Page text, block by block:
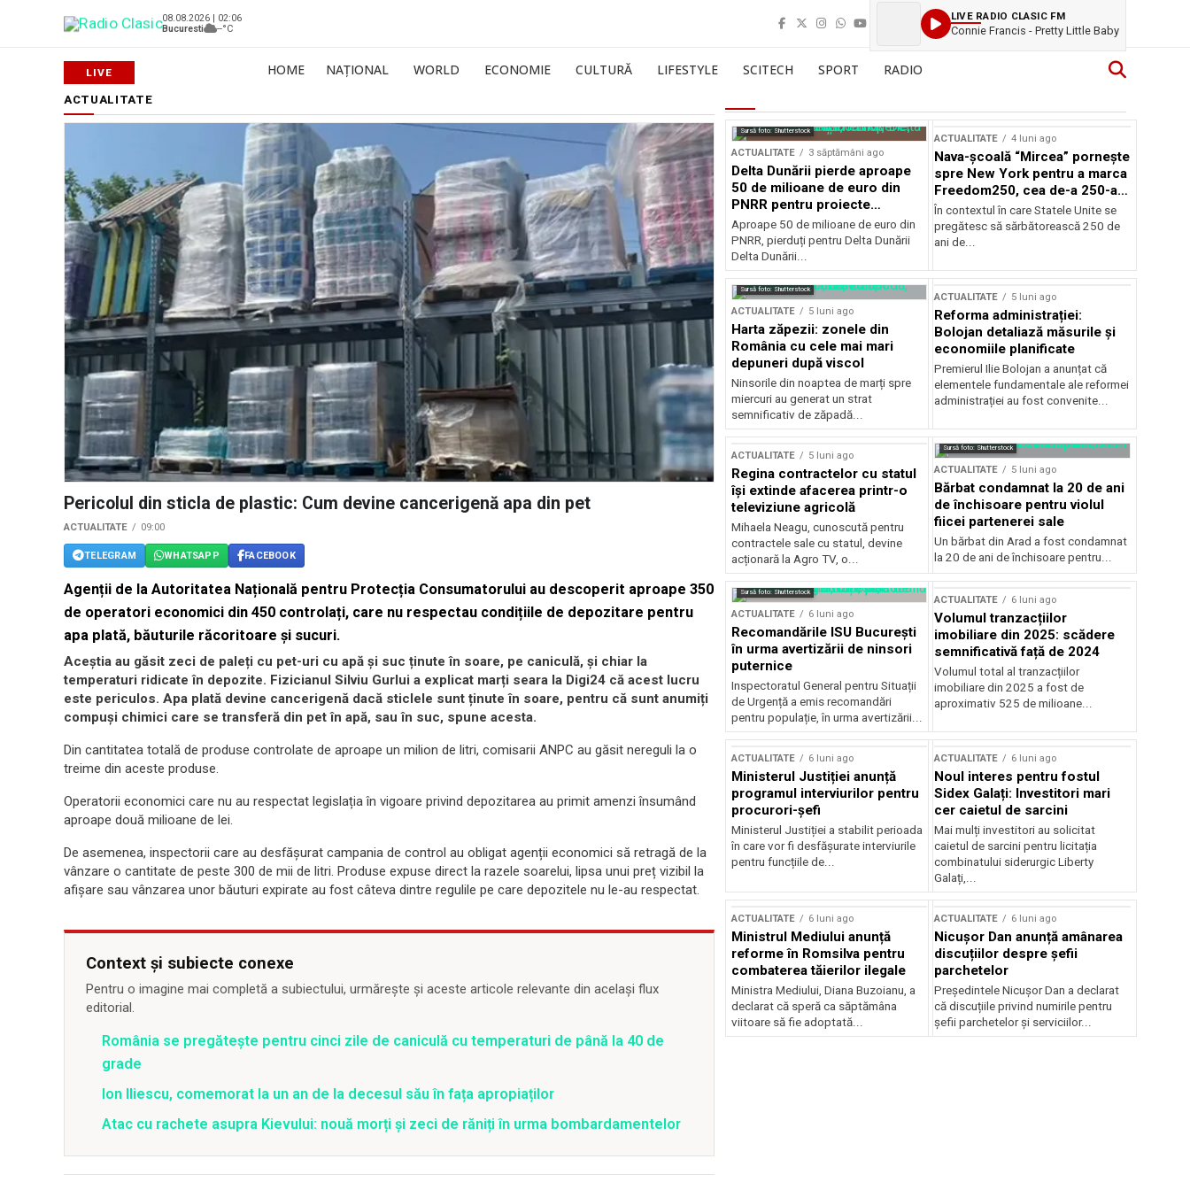
08.08.2026 | 02:06
Bucuresti
--°C
LIVE RADIO CLASIC FM
Connie Francis - Pretty Little Baby
HOME NAȚIONAL WORLD ECONOMIE CULTURĂ LIFESTYLE SCITECH SPORT RADIO
ACTUALITATE
Pericolul din sticla de plastic: Cum devine cancerigenă apa din pet
ACTUALITATE 09:00
TELEGRAM WHATSAPP FACEBOOK
Agenții de la Autoritatea Națională pentru Protecția Consumatorului au descoperit aproape 350
de operatori economici din 450 controlați, care nu respectau condițiile de depozitare pentru
apa plată, băuturile răcoritoare și sucuri.
Aceștia au găsit zeci de paleți cu pet-uri cu apă și suc ținute în soare, pe caniculă, și chiar la
temperaturi ridicate în depozite. Fizicianul Silviu Gurlui a explicat marți seara la Digi24 că acest lucru
este periculos. Apa plată devine cancerigenă dacă sticlele sunt ținute în soare, pentru că sunt anumiți
compuși chimici care se transferă din pet în apă, sau în suc, spune acesta.
Din cantitatea totală de produse controlate de aproape un milion de litri, comisarii ANPC au găsit nereguli la o
treime din aceste produse.
Operatorii economici care nu au respectat legislația în vigoare privind depozitarea au primit amenzi însumând
aproape două milioane de lei.
De asemenea, inspectorii care au desfășurat campania de control au obligat agenții economici să retragă de la
vânzare o cantitate de peste 300 de mii de litri. Produse expuse direct la razele soarelui, lipsa unui preț vizibil la
afișare sau vânzarea unor băuturi expirate au fost câteva dintre regulile pe care depozitele nu le-au respectat.
Context și subiecte conexe
Pentru o imagine mai completă a subiectului, urmărește și aceste articole relevante din același flux
editorial.
România se pregătește pentru cinci zile de caniculă cu temperaturi de până la 40 de
grade
Ion Iliescu, comemorat la un an de la decesul său în fața apropiaților
Atac cu rachete asupra Kievului: nouă morți și zeci de răniți în urma bombardamentelor
Sursă foto: Shutterstock
ACTUALITATE 3 săptămâni ago
Delta Dunării pierde aproape
50 de milioane de euro din
PNRR pentru proiecte
esențiale
Aproape 50 de milioane de euro din
PNRR, pierduți pentru Delta Dunării
Delta Dunării...
ACTUALITATE 4 luni ago
Nava-școală “Mircea” pornește
spre New York pentru a marca
Freedom250, cea de-a 250-a
aniversare a Statelor Unite
În contextul în care Statele Unite se
pregătesc să sărbătorească 250 de
ani de...
Sursă foto: Shutterstock
ACTUALITATE 5 luni ago
Harta zăpezii: zonele din
România cu cele mai mari
depuneri după viscol
Ninsorile din noaptea de marți spre
miercuri au generat un strat
semnificativ de zăpadă...
ACTUALITATE 5 luni ago
Reforma administrației:
Bolojan detaliază măsurile și
economiile planificate
Premierul Ilie Bolojan a anunțat că
elementele fundamentale ale reformei
administrației au fost convenite...
ACTUALITATE 5 luni ago
Regina contractelor cu statul
își extinde afacerea printr-o
televiziune agricolă
Mihaela Neagu, cunoscută pentru
contractele sale cu statul, devine
acționară la Agro TV, o...
Sursă foto: Shutterstock
ACTUALITATE 5 luni ago
Bărbat condamnat la 20 de ani
de închisoare pentru violul
fiicei partenerei sale
Un bărbat din Arad a fost condamnat
la 20 de ani de închisoare pentru...
Sursă foto: Shutterstock
ACTUALITATE 6 luni ago
Recomandările ISU București
în urma avertizării de ninsori
puternice
Inspectoratul General pentru Situații
de Urgență a emis recomandări
pentru populație, în urma avertizării...
ACTUALITATE 6 luni ago
Volumul tranzacțiilor
imobiliare din 2025: scădere
semnificativă față de 2024
Volumul total al tranzacțiilor
imobiliare din 2025 a fost de
aproximativ 525 de milioane...
ACTUALITATE 6 luni ago
Ministerul Justiției anunță
programul interviurilor pentru
procurori-șefi
Ministerul Justiției a stabilit perioada
în care vor fi desfășurate interviurile
pentru funcțiile de...
ACTUALITATE 6 luni ago
Noul interes pentru fostul
Sidex Galați: Investitori mari
cer caietul de sarcini
Mai mulți investitori au solicitat
caietul de sarcini pentru licitația
combinatului siderurgic Liberty
Galați,...
ACTUALITATE 6 luni ago
Ministrul Mediului anunță
reforme în Romsilva pentru
combaterea tăierilor ilegale
Ministra Mediului, Diana Buzoianu, a
declarat că speră ca săptămâna
viitoare să fie adoptată...
ACTUALITATE 6 luni ago
Nicușor Dan anunță amânarea
discuțiilor despre șefii
parchetelor
Președintele Nicușor Dan a declarat
că discuțiile privind numirile pentru
șefii parchetelor și serviciilor...